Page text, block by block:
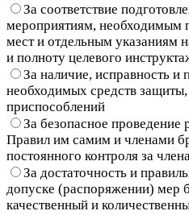
За соответствие
мероприятиям, необходимым
мест и отдельным указаниям
и полноту целевого
За наличие, исправность и
необходимых средств
приспособлений
За безопасное проведение
Правил им самим и членами
постоянного контроля за
За достаточность и
допуске (распоряжении) мер
качественный и